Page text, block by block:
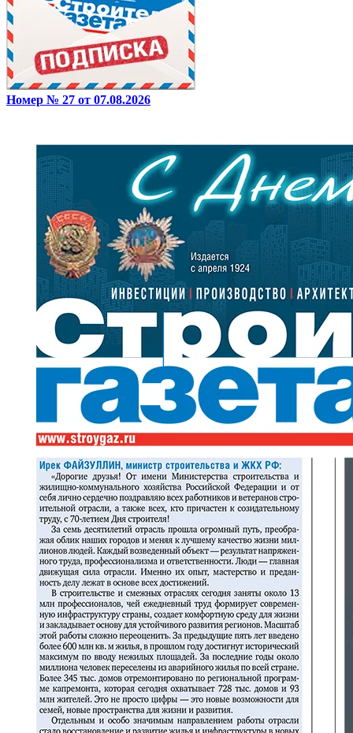
Номер № 27 от 07.08.2026